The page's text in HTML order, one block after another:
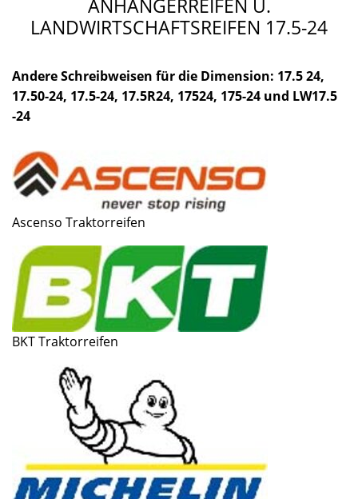
ANHÄNGERREIFEN U.
LANDWIRTSCHAFTSREIFEN 17.5-24
Andere Schreibweisen für die Dimension: 17.5 24,
17.50-24, 17.5-24, 17.5R24, 17524, 175-24 und LW17.5
-24
Ascenso Traktorreifen
BKT Traktorreifen